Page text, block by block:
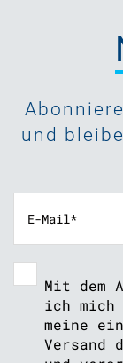
und
Mit dem
ich mich
meine
Versand